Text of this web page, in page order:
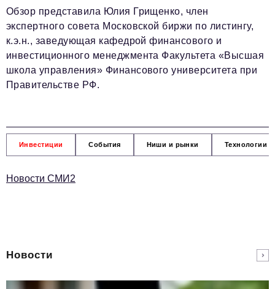
Обзор представила Юлия Грищенко, член
экспертного совета Московской биржи по листингу,
к.э.н., заведующая кафедрой финансового и
инвестиционного менеджмента Факультета «Высшая
школа управления» Финансового университета при
Правительстве РФ.
Инвестиции События Ниши и рынки Технологии
Новости СМИ2
Новости